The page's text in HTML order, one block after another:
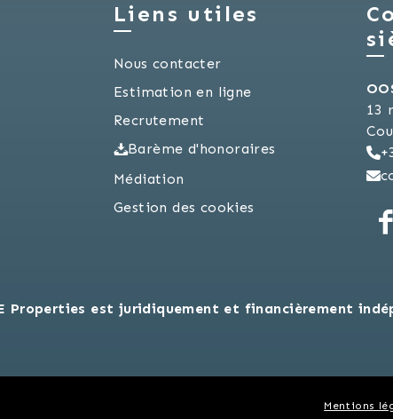
Liens utiles
Nous contacter
Estimation en ligne
Recrutement
Barème d'honoraires
Médiation
Gestion des cookies
13
Properties est juridiquement et financièrement
Mentions